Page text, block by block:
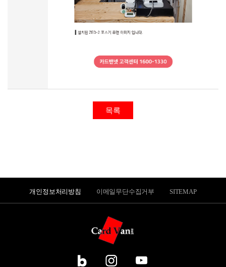
목록
개인정보처리방침 이메일무단수집거부 SITEMAP